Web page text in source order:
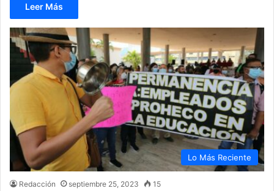
Leer Más
Lo Más Reciente
Redacción septiembre 25, 2023 15